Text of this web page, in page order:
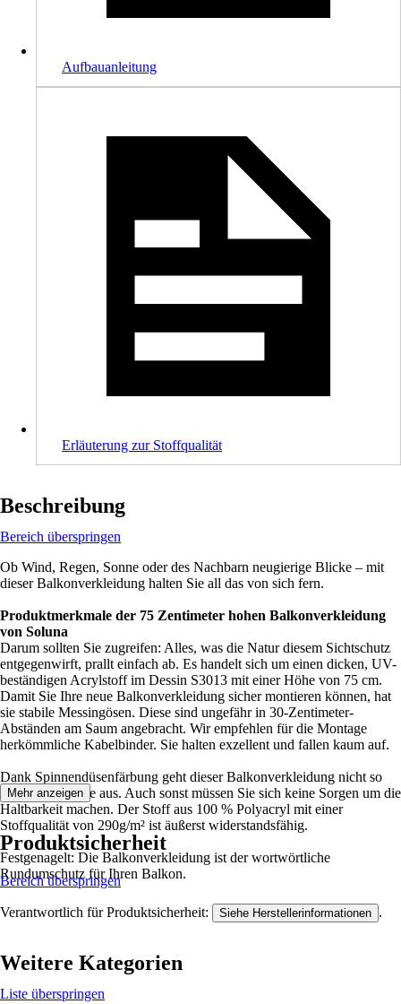
Aufbauanleitung
Erläuterung zur Stoffqualität
Beschreibung
Bereich überspringen
Ob Wind, Regen, Sonne oder des Nachbarn neugierige Blicke – mit
dieser Balkonverkleidung halten Sie all das von sich fern.
Produktmerkmale der 75 Zentimeter hohen Balkonverkleidung
von Soluna
Darum sollten Sie zugreifen: Alles, was die Natur diesem Sichtschutz
entgegenwirft, prallt einfach ab. Es handelt sich um einen dicken, UV-
beständigen Acrylstoff im Dessin S3013 mit einer Höhe von 75 cm.
Damit Sie Ihre neue Balkonverkleidung sicher montieren können, hat
sie stabile Messingösen. Diese sind ungefähr in 30-Zentimeter-
Abständen am Saum angebracht. Wir empfehlen für die Montage
herkömmliche Kabelbinder. Sie halten exzellent und fallen kaum auf.
Dank Spinnendüsenfärbung geht dieser Balkonverkleidung nicht so
schnell die Farbe aus. Auch sonst müssen Sie sich keine Sorgen um die
Haltbarkeit machen. Der Stoff aus 100 % Polyacryl mit einer
Stoffqualität von 290g/m² ist äußerst widerstandsfähig.
Festgenagelt: Die Balkonverkleidung ist der wortwörtliche
Rundumschutz für Ihren Balkon.
Mehr anzeigen
Produktsicherheit
Bereich überspringen
Verantwortlich für Produktsicherheit: Siehe Herstellerinformationen .
Weitere Kategorien
Liste überspringen